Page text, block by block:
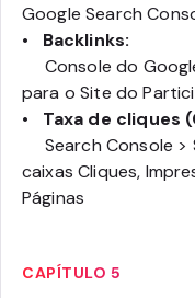
Google Search
• Backlinks:
Console do
para o Site do
• Taxa de cliques
Search Console >
caixas Cliques,
Páginas
CAPÍTULO 5